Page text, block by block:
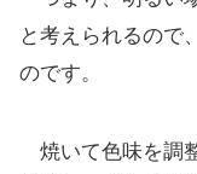
と考えられるので
のです。
焼いて色味を調